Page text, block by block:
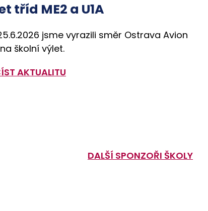
tříd ME2 a U1A
jsme vyrazili směr Ostrava Avion
školní výlet.
AKTUALITU
DALŠÍ SPONZOŘI ŠKOLY